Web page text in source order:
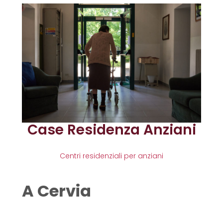
Case Residenza Anziani
Centri residenziali per anziani
A Cervia